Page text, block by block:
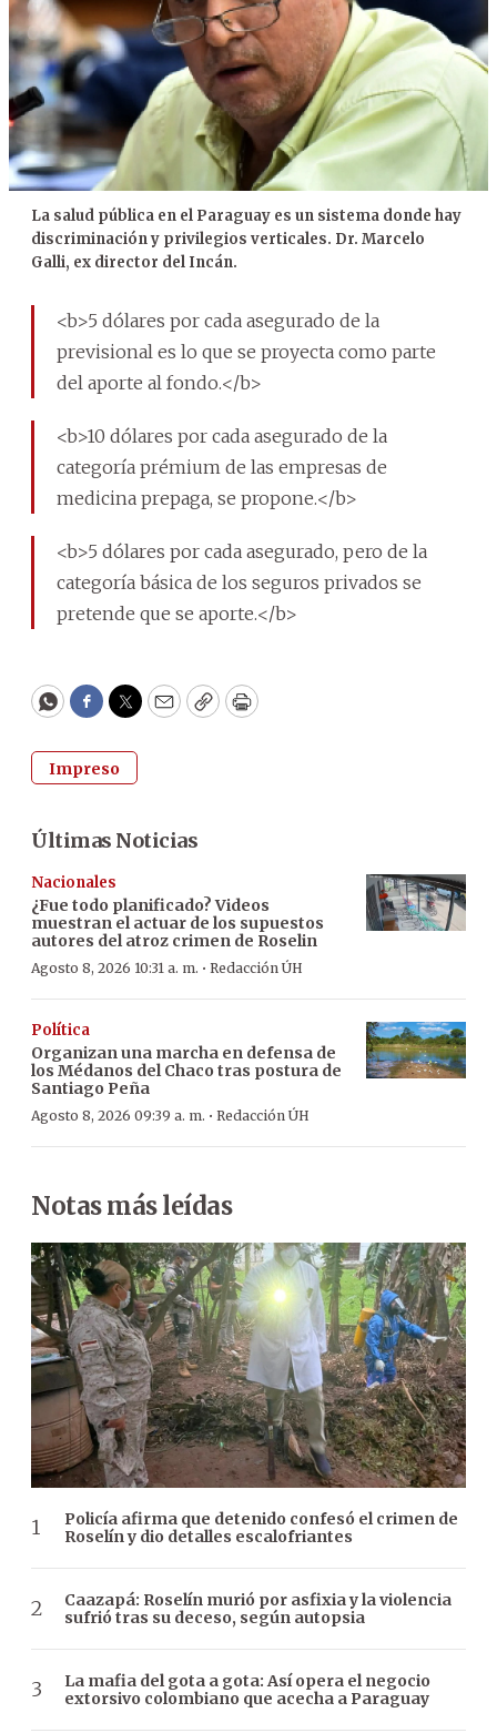
La salud pública en el Paraguay es un sistema donde hay
discriminación y privilegios verticales. Dr. Marcelo
Galli, ex director del Incán.
<b>5 dólares por cada asegurado de la
previsional es lo que se proyecta como parte
del aporte al fondo.</b>
<b>10 dólares por cada asegurado de la
categoría prémium de las empresas de
medicina prepaga, se propone.</b>
<b>5 dólares por cada asegurado, pero de la
categoría básica de los seguros privados se
pretende que se aporte.</b>
WhatsApp
Facebook
Twitter
EmailCopyPrint
Impreso
Últimas Noticias
Nacionales
¿Fue todo planificado? Videos
muestran el actuar de los supuestos
autores del atroz crimen de Roselin
Agosto 8, 2026 10:31 a. m. · Redacción ÚH
Política
Organizan una marcha en defensa de
los Médanos del Chaco tras postura de
Santiago Peña
Agosto 8, 2026 09:39 a. m. · Redacción ÚH
Notas más leídas
Policía afirma que detenido confesó el crimen de
Roselín y dio detalles escalofriantes
Caazapá: Roselín murió por asfixia y la violencia
sufrió tras su deceso, según autopsia
La mafia del gota a gota: Así opera el negocio
extorsivo colombiano que acecha a Paraguay